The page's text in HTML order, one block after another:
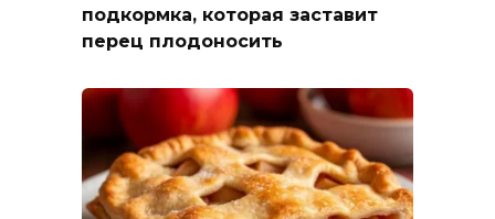
подкормка, которая заставит
перец плодоносить